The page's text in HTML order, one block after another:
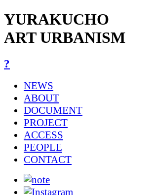
YURAKUCHO
ART URBANISM
?
NEWS
ABOUT
DOCUMENT
PROJECT
ACCESS
PEOPLE
CONTACT